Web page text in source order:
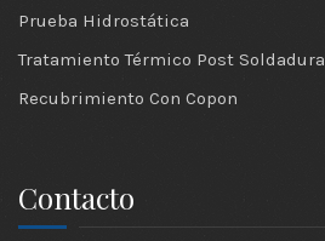
Prueba Hidrostática
Tratamiento Térmico Post Soldadura
Recubrimiento Con Copon
Contacto